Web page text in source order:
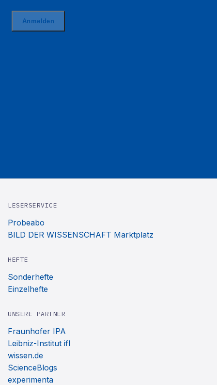
LESERSERVICE
Probeabo
BILD DER WISSENSCHAFT Marktplatz
HEFTE
Sonderhefte
Einzelhefte
UNSERE PARTNER
Fraunhofer IPA
Leibniz-Institut ifl
wissen.de
ScienceBlogs
experimenta